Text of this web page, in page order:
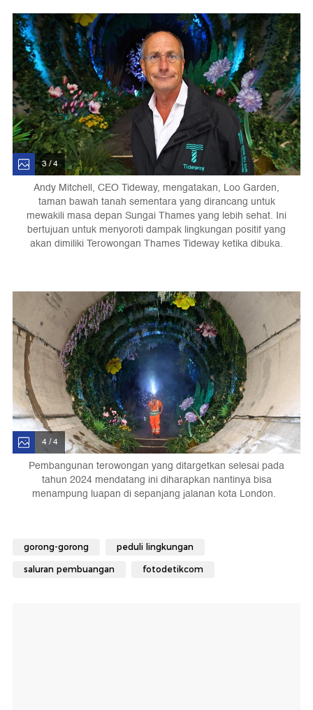
3 / 4
Andy Mitchell, CEO Tideway, mengatakan, Loo Garden,
taman bawah tanah sementara yang dirancang untuk
mewakili masa depan Sungai Thames yang lebih sehat. Ini
bertujuan untuk menyoroti dampak lingkungan positif yang
akan dimiliki Terowongan Thames Tideway ketika dibuka.
4 / 4
Pembangunan terowongan yang ditargetkan selesai pada
tahun 2024 mendatang ini diharapkan nantinya bisa
menampung luapan di sepanjang jalanan kota London.
gorong-gorong peduli lingkungan
saluran pembuangan fotodetikcom